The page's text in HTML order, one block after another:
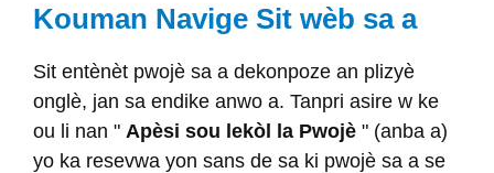
Kouman Navige Sit wèb sa a
Sit entènèt pwojè sa a dekonpoze an plizyè
onglè, jan sa endike anwo a. Tanpri asire w ke
ou li nan " Apèsi sou lekòl la Pwojè " (anba a)
yo ka resevwa yon sans de sa ki pwojè sa a se